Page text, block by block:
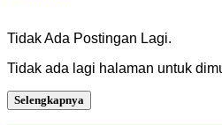
Tidak Ada Postingan Lagi.
Tidak ada lagi halaman untuk
Selengkapnya